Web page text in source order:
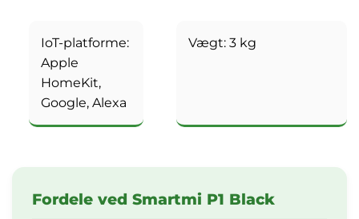
IoT-platforme:
Apple
HomeKit,
Google, Alexa
Vægt: 3 kg
Fordele ved Smartmi P1 Black